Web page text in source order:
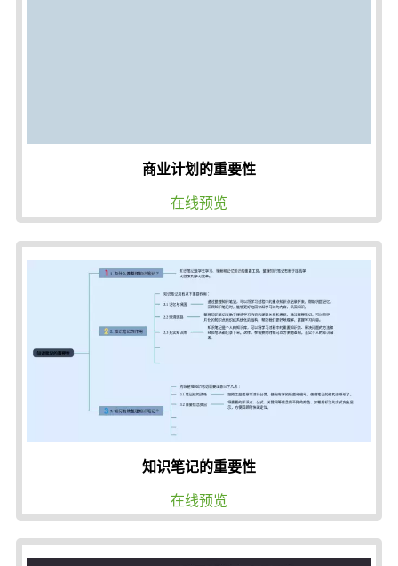
商业计划的重要性
在线预览
知识笔记的重要性
在线预览